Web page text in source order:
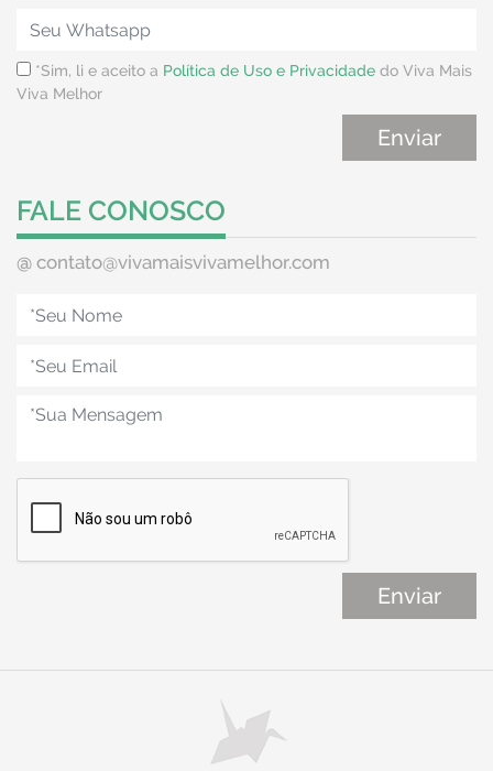
*Sim, li e aceito a Política de Uso e Privacidade do Viva Mais
Viva Melhor
FALE CONOSCO
@ contato@vivamaisvivamelhor.com